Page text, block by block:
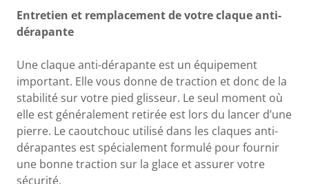
Entretien et remplacement de votre claque anti-
dérapante
Une claque anti-dérapante est un équipement
important. Elle vous donne de traction et donc de la
stabilité sur votre pied glisseur. Le seul moment où
elle est généralement retirée est lors du lancer d’une
pierre. Le caoutchouc utilisé dans les claques anti-
dérapantes est spécialement formulé pour fournir
une bonne traction sur la glace et assurer votre
sécurité.